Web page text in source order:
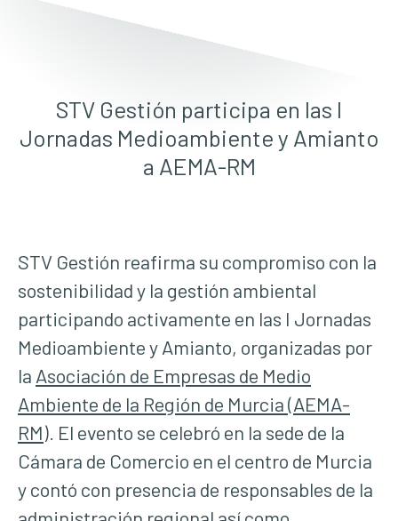
STV Gestión participa en las I
Jornadas Medioambiente y Amianto
a AEMA-RM
STV Gestión reafirma su compromiso con la
sostenibilidad y la gestión ambiental
participando activamente en las I Jornadas
Medioambiente y Amianto, organizadas por
la Asociación de Empresas de Medio
Ambiente de la Región de Murcia (AEMA-
RM) . El evento se celebró en la sede de la
Cámara de Comercio en el centro de Murcia
y contó con presencia de responsables de la